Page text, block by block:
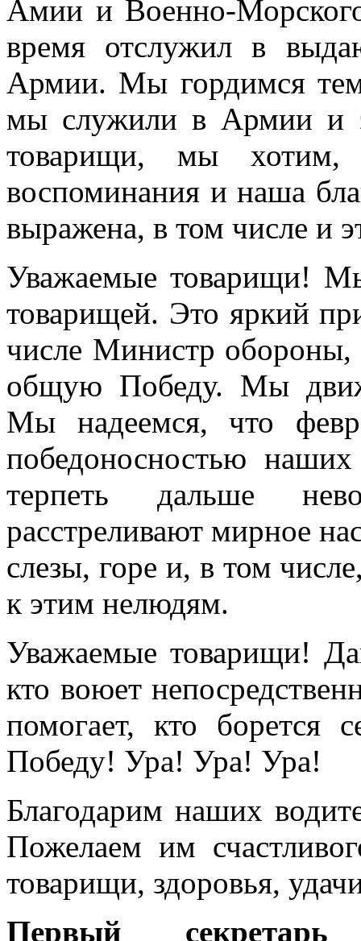
Амии и Военно-
время отслужил в
Армии. Мы гордимся
мы служили в Армии и
товарищи, мы
воспоминания и наша
выражена, в том числе и
Уважаемые товарищи!
товарищей. Это яркий
числе Министр
общую Победу. Мы
Мы надеемся, что
победоносностью
терпеть дальше
расстреливают мирное
слезы, горе и, в том
к этим нелюдям.
Уважаемые товарищи!
кто воюет
помогает, кто
Победу! Ура! Ура! Ура!
Благодарим наших
Пожелаем им
товарищи, здоровья,
Первый